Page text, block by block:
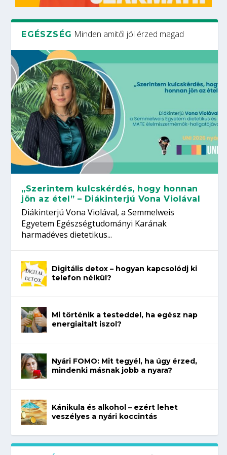
EGÉSZSÉG Minden amitől jól érzed magad
„Szerintem kulcskérdés, hogy honnan
jön az étel” – Diákinterjú Vona Violával
Diákinterjú Vona Violával, a Semmelweis
Egyetem Egészségtudományi Karának
harmadéves dietetikus...
Digitális detox – hogyan kapcsolódj ki
telefon nélkül?
Mi történik a testeddel, ha egész nap
energiaitalt iszol?
Nyári FOMO: Mit tegyél, ha úgy érzed,
mindenki másnak jobb a nyara?
Kánikula és alkohol – ezért lehet
veszélyes a nyári koccintás